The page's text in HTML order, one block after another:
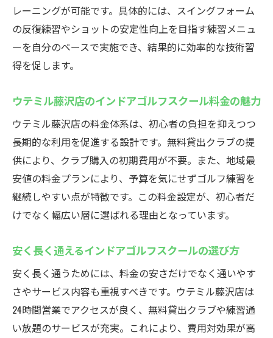
レーニングが可能です。具体的には、スイングフォーム
の反復練習やショットの安定性向上を目指す練習メニュ
ーを自分のペースで実施でき、結果的に効率的な技術習
得を促します。
ウテミル藤沢店のインドアゴルフスクール料金の魅力
ウテミル藤沢店の料金体系は、初心者の負担を抑えつつ
長期的な利用を促進する設計です。無料貸出クラブの提
供により、クラブ購入の初期費用が不要。また、地域最
安値の料金プランにより、予算を気にせずゴルフ練習を
継続しやすい点が特徴です。この料金設定が、初心者だ
けでなく幅広い層に選ばれる理由となっています。
安く長く通えるインドアゴルフスクールの選び方
安く長く通うためには、料金の安さだけでなく通いやす
さやサービス内容も重視すべきです。ウテミル藤沢店は
24時間営業でアクセスが良く、無料貸出クラブや練習通
い放題のサービスが充実。これにより、費用対効果が高